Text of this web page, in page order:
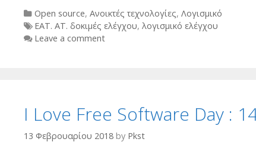
Categories
Open source, Ανοικτές τεχνολογίες, Λογισμικό
Tags
ΕΑΤ. ΑΤ. δοκιμές ελέγχου, λογισμικό ελέγχου
Leave a comment
I Love Free Software Day :
13 Φεβρουαρίου 2018 by Pkst